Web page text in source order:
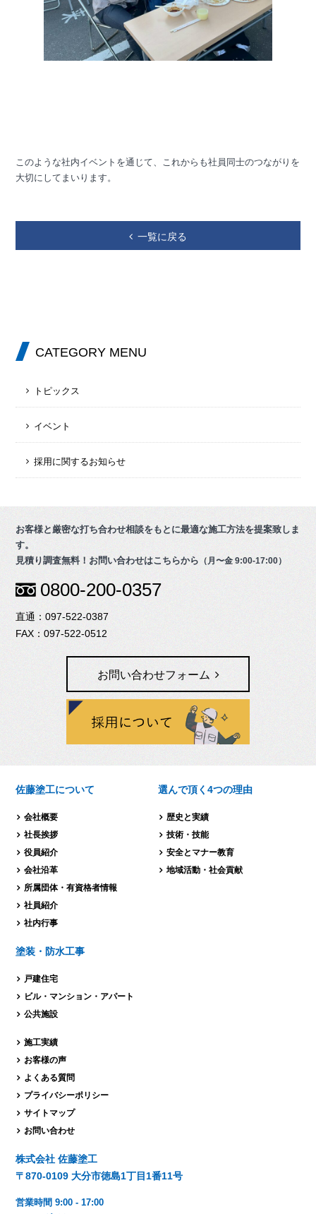
このような社内イベントを通じて、これからも社員同士のつながりを
大切にしてまいります。
一覧に戻る
CATEGORY MENU
トピックス
イベント
採用に関するお知らせ
お客様と厳密な打ち合わせ相談をもとに最適な施工方法を提案致しま
す。
見積り調査無料！お問い合わせはこちらから （月〜金 9:00-17:00）
0800-200-0357
097-522-0387
097-522-0512
お問い合わせフォーム
佐藤塗工について
会社概要
社長挨拶
役員紹介
会社沿革
所属団体・有資格者情報
社員紹介
社内行事
選んで頂く4つの理由
歴史と実績
技術・技能
安全とマナー教育
地域活動・社会貢献
塗装・防水工事
戸建住宅
ビル・マンション・ アパート
公共施設
施工実績
お客様の声
よくある質問
プライバシーポリシー
サイトマップ
お問い合わせ
株式会社 佐藤塗工
〒870-0109 大分市徳島1丁目1番11号
営業時間 9:00 - 17:00